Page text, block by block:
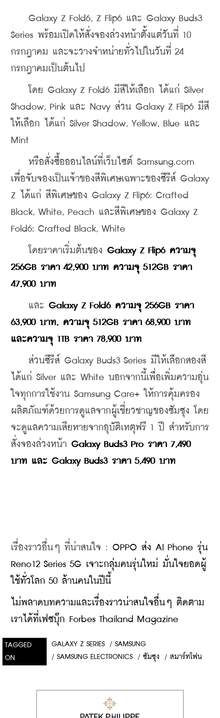
Galaxy Z Fold6, Z Flip6 และ Galaxy Buds3
Series พร้อมเปิดให้สั่งจองล่วงหน้าตั้งแต่วันที่ 10
กรกฎาคม และจะวางจำหน่ายทั่วไปในวันที่ 24
กรกฎาคมเป็นต้นไป
โดย Galaxy Z Fold6 มีสีให้เลือก ได้แก่ Silver
Shadow, Pink และ Navy ส่วน Galaxy Z Flip6 มีสี
ให้เลือก ได้แก่ Silver Shadow, Yellow, Blue และ
Mint
หรือสั่งซื้อออนไลน์ที่เว็บไซต์ Samsung.com
เพื่อจับจองเป็นเจ้าของสีพิเศษเฉพาะของซีรีส์ Galaxy
Z ได้แก่ สีพิเศษของ Galaxy Z Flip6: Crafted
Black, White, Peach และสีพิเศษของ Galaxy Z
Fold6: Crafted Black, White
โดยราคาเริ่มต้นของ Galaxy Z Flip6 ความจุ
256GB ราคา 42,900 บาท ความจุ 512GB ราคา
47,900 บาท
และ Galaxy Z Fold6 ความจุ 256GB ราคา
63,900 บาท, ความจุ 512GB ราคา 68,900 บาท
และความจุ 1TB ราคา 78,900 บาท
ส่วนซีรีส์ Galaxy Buds3 Series มีให้เลือกสองสี
ได้แก่ Silver และ White นอกจากนี้เพื่อเพิ่มความอุ่น
ใจทุกการใช้งาน Samsung Care+ ให้การคุ้มครอง
ผลิตภัณฑ์ด้วยการดูแลจากผู้เชี่ยวชาญของซัมซุง โดย
จะดูแลความเสียหายจากอุบัติเหตุฟรี 1 ปี สำหรับการ
สั่งจองล่วงหน้า Galaxy Buds3 Pro ราคา 7,490
บาท และ Galaxy Buds3 ราคา 5,490 บาท
เรื่องราวอื่นๆ ที่น่าสนใจ : OPPO ส่ง AI Phone รุ่น
Reno12 Series 5G เจาะกลุ่มคนรุ่นใหม่ มั่นใจยอดผู้
ใช้ทั่วโลก 50 ล้านคนในปีนี้
ไม่พลาดบทความและเรื่องราวน่าสนใจอื่นๆ ติดตาม
เราได้ที่เฟซบุ๊ก Forbes Thailand Magazine
TAGGED
ON
GALAXY Z SERIES / SAMSUNG
/ SAMSUNG ELECTRONICS / ซัมซุง / สมาร์ทโฟน